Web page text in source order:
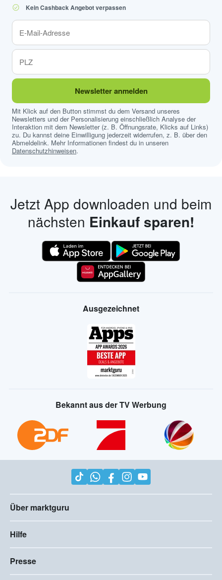
Kein Cashback Angebot verpassen
Newsletter anmelden
Mit Klick auf den Button stimmst du dem Versand unseres
Newsletters und der Personalisierung einschließlich Analyse der
Interaktion mit dem Newsletter (z. B. Öffnungsrate, Klicks auf Links)
zu. Du kannst deine Einwilligung jederzeit widerrufen, z. B. über den
Abmeldelink. Mehr Informationen findest du in unseren
Datenschutzhinweisen.
Jetzt App downloaden und beim
nächsten Einkauf sparen!
Ausgezeichnet
Bekannt aus der TV Werbung
Über marktguru
Hilfe
Presse